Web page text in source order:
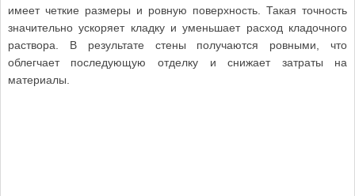
имеет четкие размеры и ровную поверхность. Такая точность
значительно ускоряет кладку и уменьшает расход кладочного
раствора. В результате стены получаются ровными, что
облегчает последующую отделку и снижает затраты на
материалы.